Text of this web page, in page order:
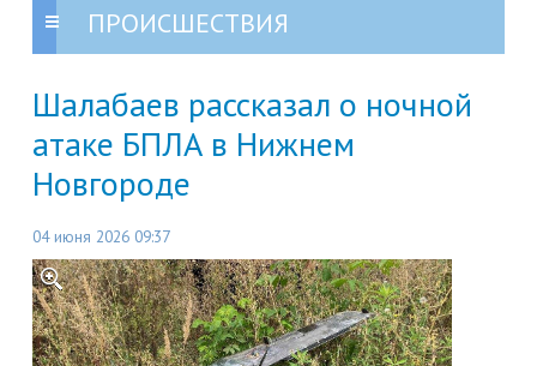
ПРОИСШЕСТВИЯ
Шалабаев рассказал о ночной
атаке БПЛА в Нижнем
Новгороде
04 июня 2026 09:37